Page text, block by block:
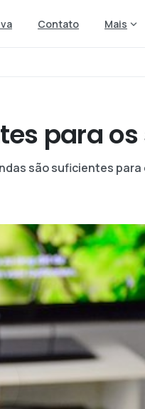
Contato Mais
para os
são suficientes para